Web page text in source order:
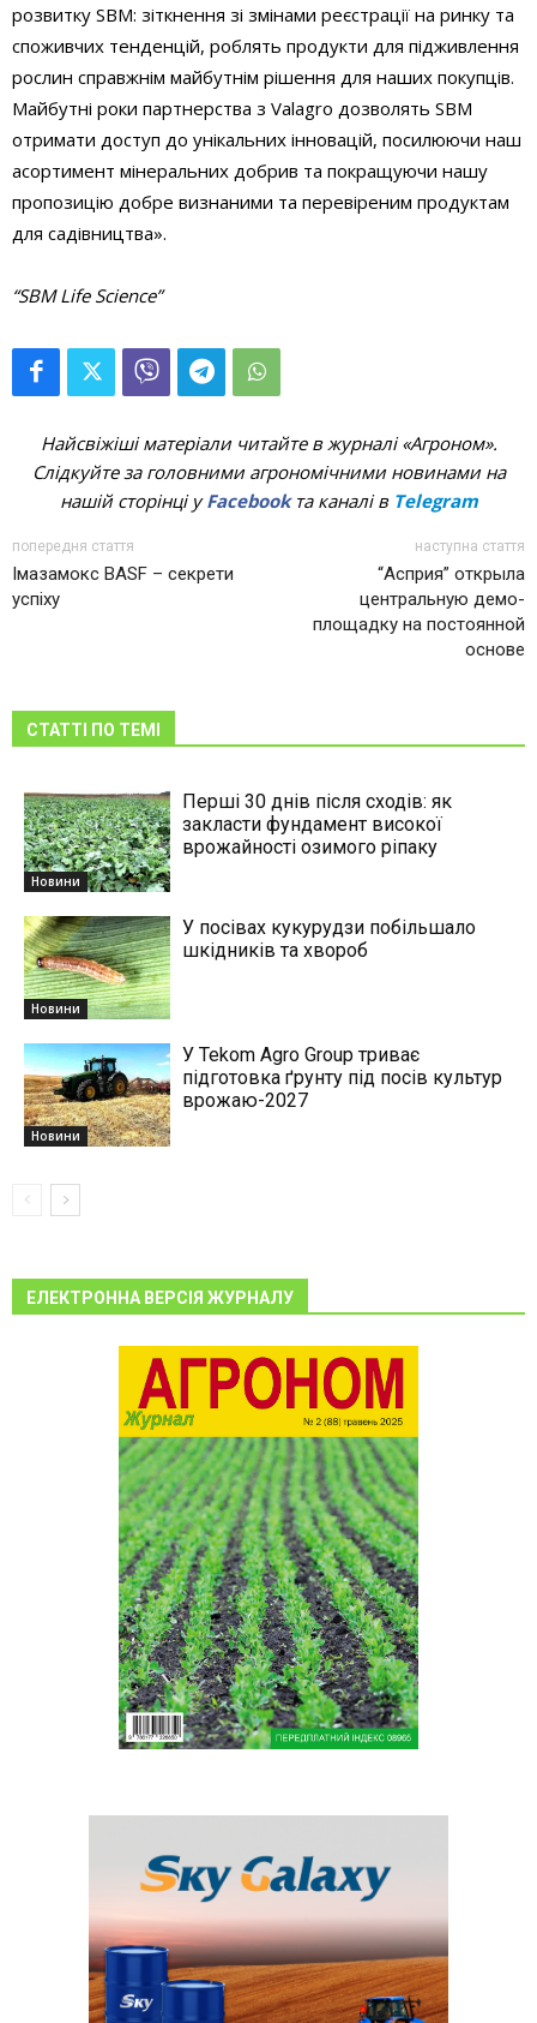
розвитку SBM: зіткнення зі змінами реєстрації на ринку та
споживчих тенденцій, роблять продукти для підживлення
рослин справжнім майбутнім рішення для наших покупців.
Майбутні роки партнерства з Valagro дозволять SBM
отримати доступ до унікальних інновацій, посилюючи наш
асортимент мінеральних добрив та покращуючи нашу
пропозицію добре визнаними та перевіреним продуктам
для садівництва».
“SBM Life Science”
Найсвіжіші матеріали читайте в журналі «Агроном».
Слідкуйте за головними агрономічними новинами на
нашій сторінці уFacebookта каналі в Telegram
попередня стаття
Імазамокс BASF – секрети
успіху
наступна стаття
“Асприя” открыла
центральную демо-
площадку на постоянной
основе
СТАТТІ ПО ТЕМІ
Новини
Перші 30 днів після сходів: як
закласти фундамент високої
врожайності озимого ріпаку
Новини
У посівах кукурудзи побільшало
шкідників та хвороб
Новини
У Tekom Agro Group триває
підготовка ґрунту під посів культур
врожаю-2027
ЕЛЕКТРОННА ВЕРСІЯ ЖУРНАЛУ